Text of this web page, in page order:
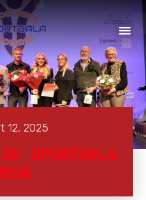
12, 2025
SPORTGALA